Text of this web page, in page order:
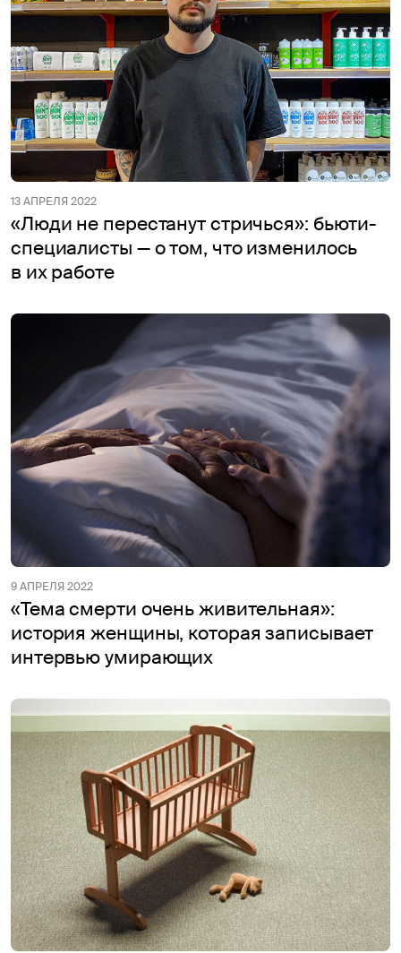
13 АПРЕЛЯ 2022
«Люди не перестанут стричься»: бьюти-
специалисты — о том, что изменилось
в их работе
9 АПРЕЛЯ 2022
«Тема смерти очень живительная»:
история женщины, которая записывает
интервью умирающих